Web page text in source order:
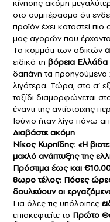
κίνησης ακόμη
στο συμπέρασμα ότι
προϊόν έχει καταστεί
μας αγορών που
Το κομμάτι των οδικών
ειδικά τη βόρεια Ελλάδα
δαπάνη τα προηγούμενα
λιγότερα. Τώρα, στο α’
ταξίδι διαμορφώνεται
έναντι της αντίστοιχης
Ιούνιο ήταν λίγο πάνω
Διαβάστε ακόμη
Νίκος Κυρπίδης: «Η
μοχλό ανάπτυξης της
Πρόστιμα έως και
8ωρο τέλος: Πόσες
δουλεύουν οι
Για όλες τις υπόλοιπες
επισκεφτείτε το Πρώτο